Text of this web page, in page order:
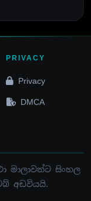
PRIVACY
Privacy
DMCA
මාලාවන්ට සිංහල
අඩවියයි.